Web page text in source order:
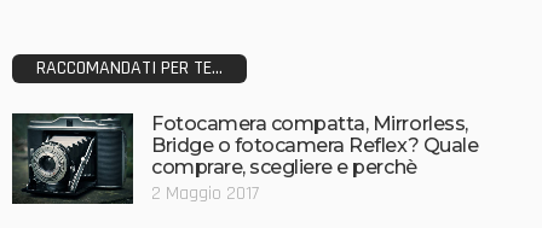
RACCOMANDATI PER TE...
Fotocamera compatta, Mirrorless,
Bridge o fotocamera Reflex? Quale
comprare, scegliere e perchè
2 Maggio 2017